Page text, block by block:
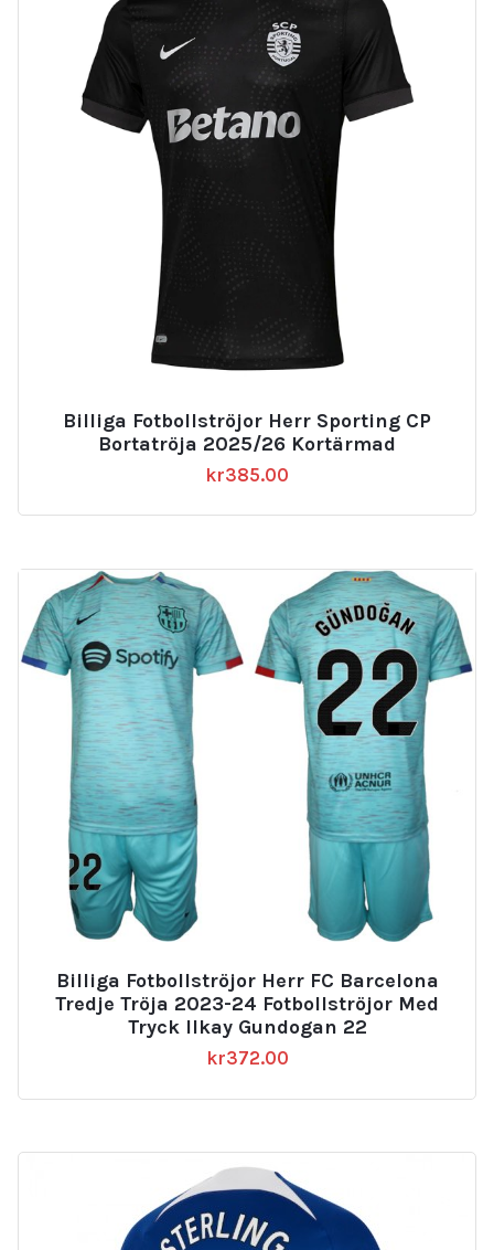
Billiga Fotbollströjor Herr Sporting CP
Bortatröja 2025/26 Kortärmad
kr385.00
Billiga Fotbollströjor Herr FC Barcelona
Tredje Tröja 2023-24 Fotbollströjor Med
Tryck Ilkay Gundogan 22
kr372.00